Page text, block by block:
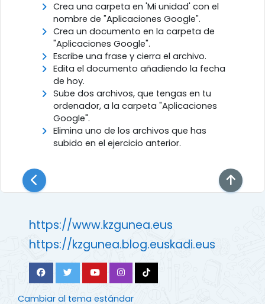
Crea una carpeta en 'Mi unidad' con el
nombre de "Aplicaciones Google".
Crea un documento en la carpeta de
"Aplicaciones Google".
Escribe una frase y cierra el archivo.
Edita el documento añadiendo la fecha
de hoy.
Sube dos archivos, que tengas en tu
ordenador, a la carpeta "Aplicaciones
Google".
Elimina uno de los archivos que has
subido en el ejercicio anterior.
https://www.kzgunea.eus
https://kzgunea.blog.euskadi.eus
Cambiar al tema estándar